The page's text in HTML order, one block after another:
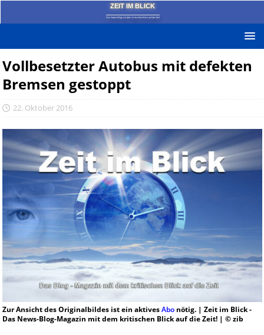
ZEIT IM BLICK
Das News-Blog mit dem kritischen Blick auf die Zeit!
Vollbesetzter Autobus mit defekten
Bremsen gestoppt
22. Oktober 2016
Zur Ansicht des Originalbildes ist ein aktivesAbonötig. | Zeit im Blick -
Das News-Blog-Magazin mit dem kritischen Blick auf die Zeit! | © zib